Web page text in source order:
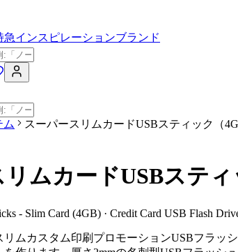
急インスピレーションブランド
ム
スーパースリムカードUSBスティック（
ムカードUSBスティ
- Slim Card (4GB) · Credit Card USB Flash
ムカスタム印刷プロモーションUSBフラッ